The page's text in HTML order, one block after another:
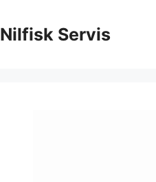
Nilfisk Servis